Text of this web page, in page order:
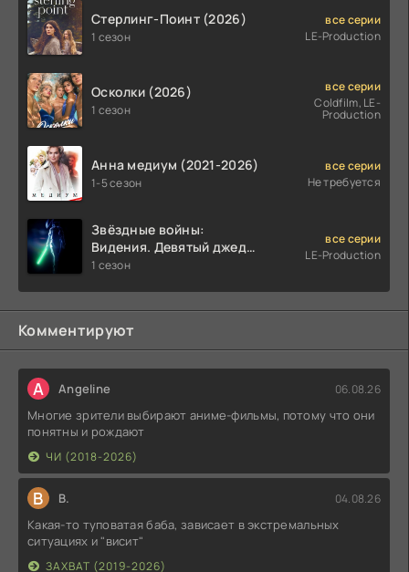
Стерлинг-Поинт (2026)
1 сезон
все серии
LE-Production
Осколки (2026)
1 сезон
все серии
Coldfilm, LE-
Production
Анна медиум (2021-2026)
1-5 сезон
все серии
Не требуется
Звёздные войны:
Видения. Девятый джедай
(2026)
1 сезон
все серии
LE-Production
Комментируют
A Angeline 06.08.26
Многие зрители выбирают аниме-фильмы, потому что они
понятны и рождают
ЧИ (2018-2026)
В В. 04.08.26
Какая-то туповатая баба, зависает в экстремальных
ситуациях и "висит"
ЗАХВАТ (2019-2026)